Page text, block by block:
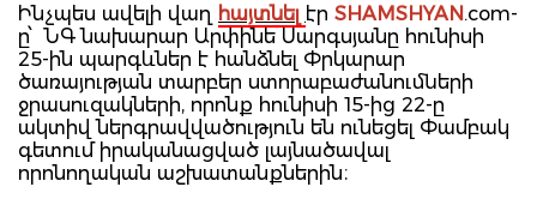
Ինչպես ավելի վաղ հայտնել էր SHAMSHYAN.com-
ը՝ ՆԳ նախարար Արփինե Սարգսյանը հունիսի
25-ին պարգևներ է հանձնել Փրկարար
ծառայության տարբեր ստորաբաժանումների
ջրասուզակների, որոնք հունիսի 15-ից 22-ը
ակտիվ ներգրավվածություն են ունեցել Փամբակ
գետում իրականացված լայնածավալ
որոնողական աշխատանքներին։